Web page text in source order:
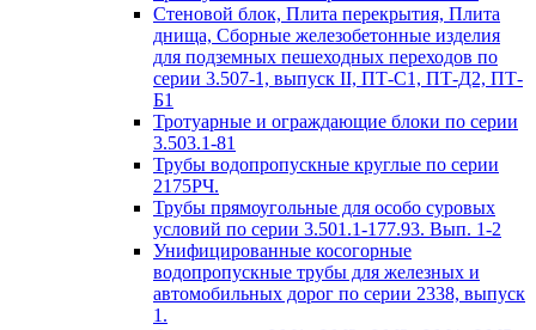
Стеновой блок, Плита перекрытия, Плита
днища, Сборные железобетонные изделия
для подземных пешеходных переходов по
серии 3.507-1, выпуск II, ПТ-С1, ПТ-Д2, ПТ-
Б1
Тротуарные и ограждающие блоки по серии
3.503.1-81
Трубы водопропускные круглые по серии
2175РЧ.
Трубы прямоугольные для особо суровых
условий по серии 3.501.1-177.93. Вып. 1-2
Унифицированные косогорные
водопропускные трубы для железных и
автомобильных дорог по серии 2338, выпуск
1.